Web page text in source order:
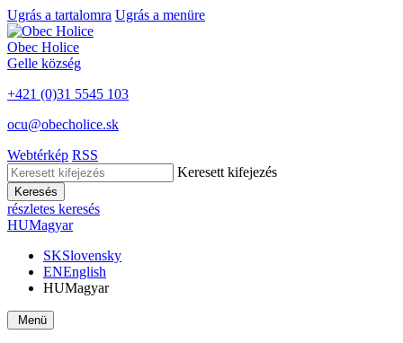
Ugrás a tartalomra Ugrás a menüre
Obec Holice
Gelle község
+421 (0)31 5545 103
ocu@obecholice.sk
Webtérkép RSS
Keresett kifejezés
Keresés
részletes keresés
HUMagyar
SKSlovensky
ENEnglish
HUMagyar
Menü